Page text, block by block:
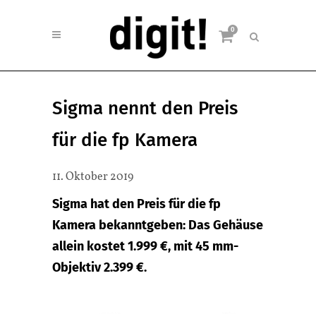
0
Sigma nennt den Preis
für die fp Kamera
11. Oktober 2019
Sigma hat den Preis für die fp
Kamera bekanntgeben: Das Gehäuse
allein kostet 1.999 €, mit 45 mm-
Objektiv 2.399 €.